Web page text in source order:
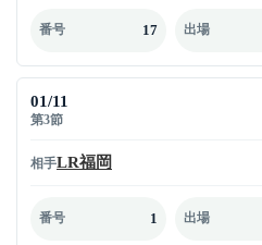
番号 17 出場
01/11
第3節
相手LR福岡
番号 1 出場